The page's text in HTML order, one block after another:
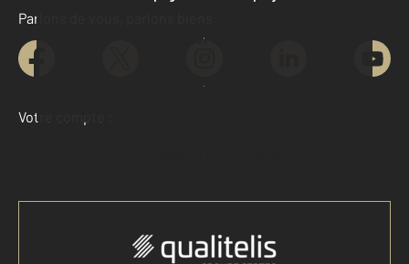
Contacter l'agence
Demander une estimation
Parlons de vous, parlons biens
Votre compte :
Accéder à mon compte